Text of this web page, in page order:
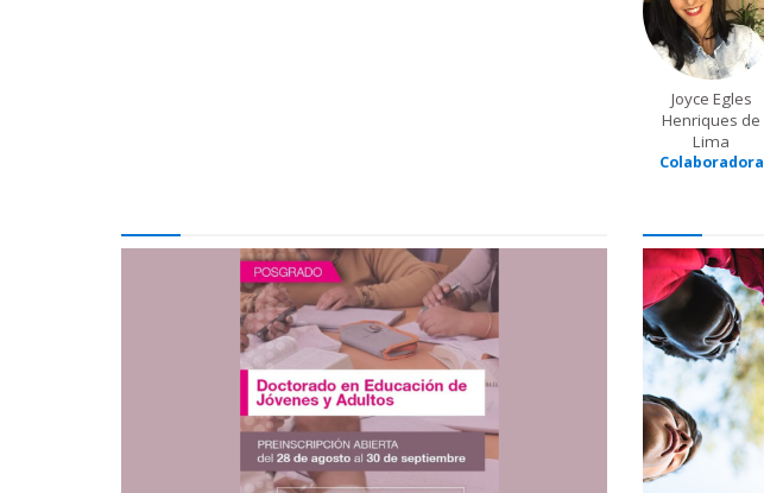
Joyce Egles
Henriques de
Lima
Colaboradora